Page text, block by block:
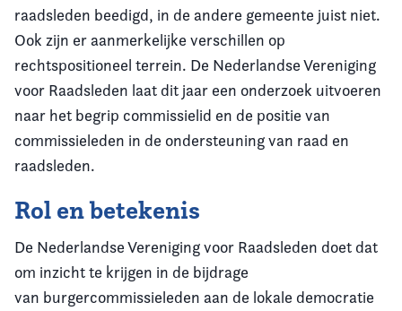
raadsleden beedigd, in de andere gemeente juist niet.
Ook zijn er aanmerkelijke verschillen op
rechtspositioneel terrein. De Nederlandse Vereniging
voor Raadsleden laat dit jaar een onderzoek uitvoeren
naar het begrip commissielid en de positie van
commissieleden in de ondersteuning van raad en
raadsleden.
Rol en betekenis
De Nederlandse Vereniging voor Raadsleden doet dat
om inzicht te krijgen in de bijdrage
van burgercommissieleden aan de lokale democratie